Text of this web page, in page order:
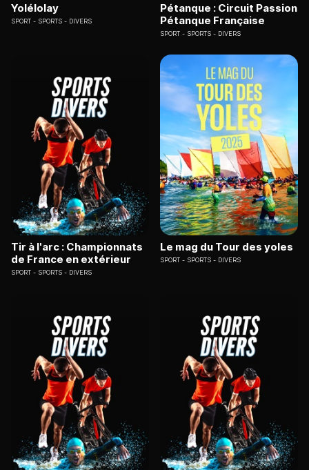
Yolélolay
SPORT SPORTS - DIVERS
Pétanque : Circuit Passion
Pétanque Française
SPORT SPORTS - DIVERS
Tir à l'arc : Championnats
de France en extérieur
SPORT SPORTS - DIVERS
Le mag du Tour des yoles
SPORT SPORTS - DIVERS